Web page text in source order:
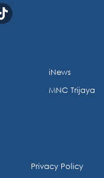
iNews
MNC Trijaya
Privacy Policy